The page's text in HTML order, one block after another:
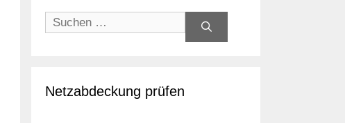
Suchen
nach:
Netzabdeckung prüfen